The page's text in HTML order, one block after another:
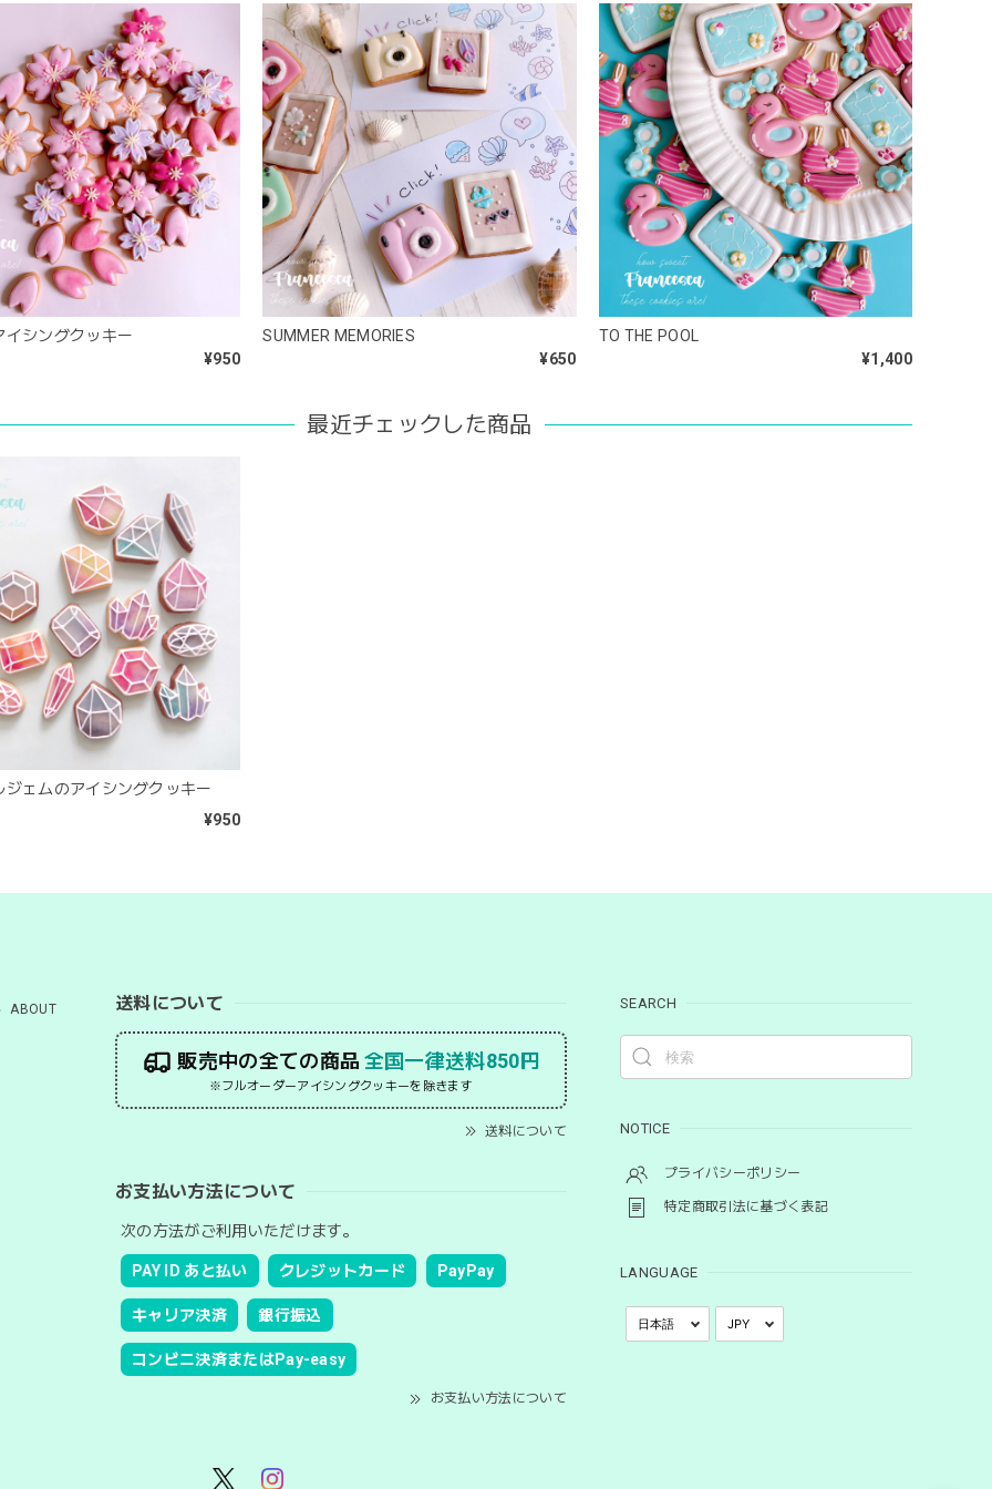
イシングクッキー
¥950
SUMMER MEMORIES
¥650
TO THE POOL
¥1,400
最近チェックした商品
ジェムのアイシングクッキー
¥950
ABOUT 送料について
販売中の全ての商品 全国一律送料850円
※フルオーダーアイシングクッキーを除きます
送料について
お支払い方法について
次の方法がご利用いただけます。
PAY ID あと払い クレジットカード PayPay
キャリア決済 銀行振込
コンビニ決済またはPay-easy
お支払い方法について
SEARCH
NOTICE
プライバシーポリシー
特定商取引法に基づく表記
LANGUAGE